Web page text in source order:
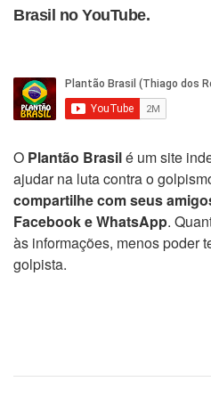
Brasil no YouTube.
O Plantão Brasilé um site
ajudar na luta contra o
compartilhe com seus
Facebook e WhatsApp.
às informações, menos poder
golpista.